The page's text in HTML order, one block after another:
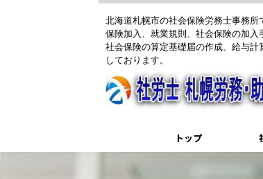
北海道札幌市の社会保険労務士事務
保険加入、就業規則、社会保険の加入
社会保険の算定基礎届の作成、給与
しております。
トップ